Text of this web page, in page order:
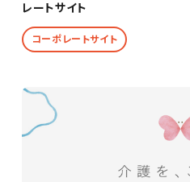
レートサイト
コーポレートサイト